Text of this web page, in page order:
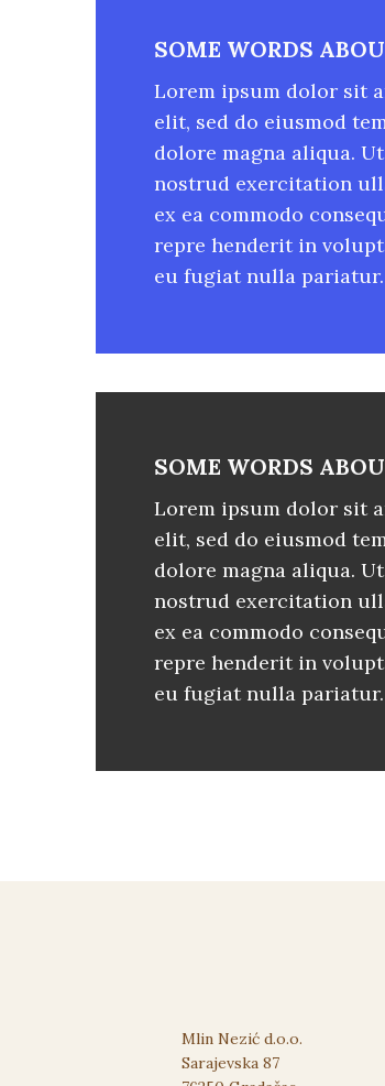
SOME WORDS
Lorem ipsum dolor sit
elit, sed do eiusmod
dolore magna aliqua.
nostrud exercitation
ex ea commodo
repre henderit in
eu fugiat nulla pariatur.
SOME WORDS
Lorem ipsum dolor sit
elit, sed do eiusmod
dolore magna aliqua.
nostrud exercitation
ex ea commodo
repre henderit in
eu fugiat nulla pariatur.
Mlin Nezić d.o.o.
Sarajevska 87